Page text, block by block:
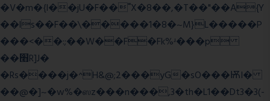
�V�m�{I��jU�F��˭X�8��,�T��"��A{Y
��ls��F��\�����1�8�~M}L�����P
���<��:;��W��F�Fk%ʴ���p
��׫R]J�
�Rs����j�^H&@;2���yG�sO���ѬI�
��@�]~�w%�ஸz���n���,3�th�L1��Dt3�3(-